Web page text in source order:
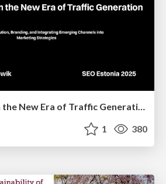
Redefining SEO in the New Era of Traffic Generation
1 380